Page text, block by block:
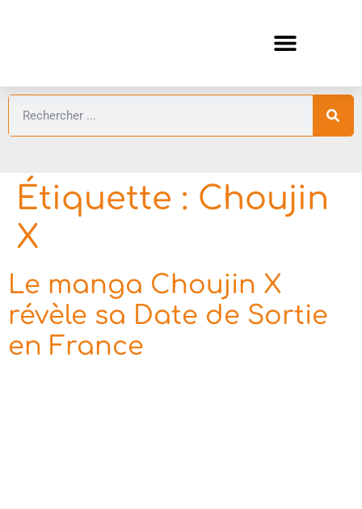
Étiquette : Choujin
X
Le manga Choujin X
révèle sa Date de Sortie
en France